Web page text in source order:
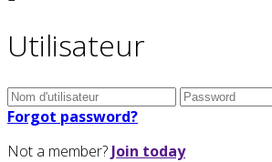
Utilisateur
Forgot password?
Not a member? Join today